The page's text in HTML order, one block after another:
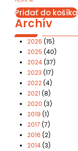
Pridať do košíka
Archív
2026 (15)
2025 (40)
2024(37)
2023 (17)
2022(4)
2021 (8)
2020 (3)
2019 (1)
2017 (7)
2016 (2)
2014(3)